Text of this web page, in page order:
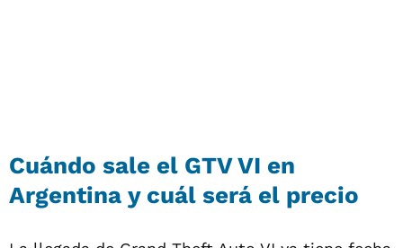
Cuándo sale el GTV VI en
Argentina y cuál será el precio